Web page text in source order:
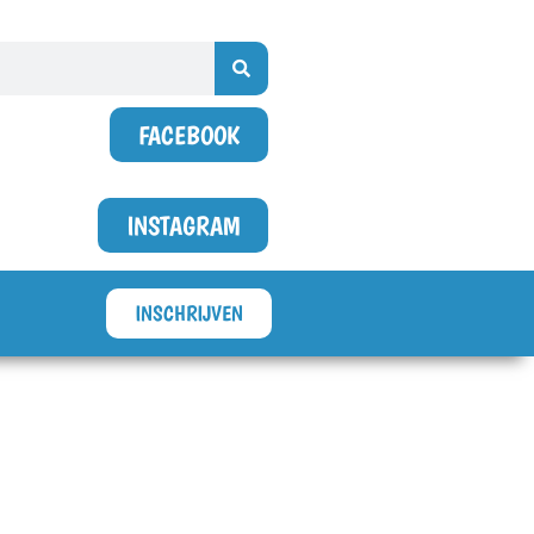
FACEBOOK
INSTAGRAM
INSCHRIJVEN